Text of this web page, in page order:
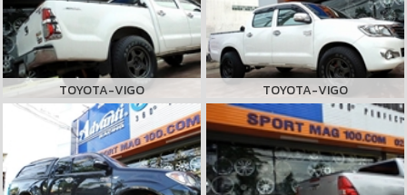
TOYOTA-VIGO TOYOTA-VIGO